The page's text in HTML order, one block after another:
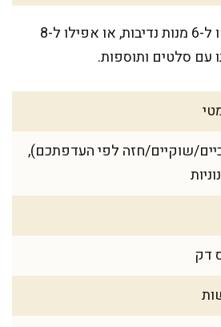
הכמויות במתכון יספיקו ל-6 מנות נדיבות, או אפילו ל-8
עם סלטים ותוספות.
שוקיים/חזה לפי העדפתכם),